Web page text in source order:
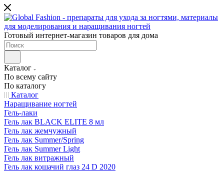
Готовый интернет-магазин товаров для дома
Каталог
По всему сайту
По каталогу
Каталог
Наращивание ногтей
Гель-лаки
Гель лак BLACK ELITE 8 мл
Гель лак жемчужный
Гель лак Summer/Spring
Гель лак Summer Light
Гель лак витражный
Гель лак кошачий глаз 24 D 2020